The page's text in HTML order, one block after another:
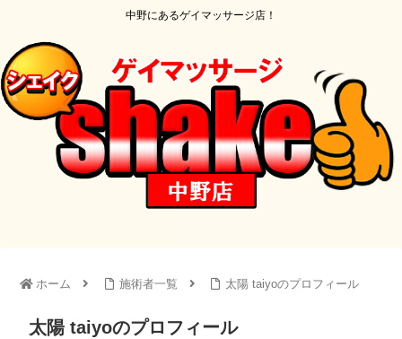
中野にあるゲイマッサージ店！
ホーム 施術者一覧 太陽 taiyoのプロフィール
太陽 taiyoのプロフィール